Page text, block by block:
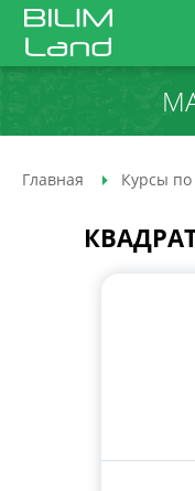
Главная Курсы